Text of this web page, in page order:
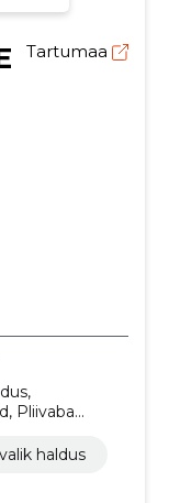
Tartumaa
Pliivaba
haldus